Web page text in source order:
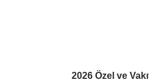
2026 Özel ve